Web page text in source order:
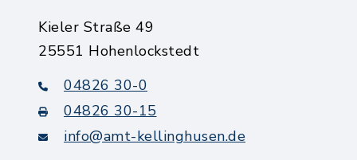
Kieler Straße 49
25551 Hohenlockstedt
04826 30-0
04826 30-15
info@amt-kellinghusen.de